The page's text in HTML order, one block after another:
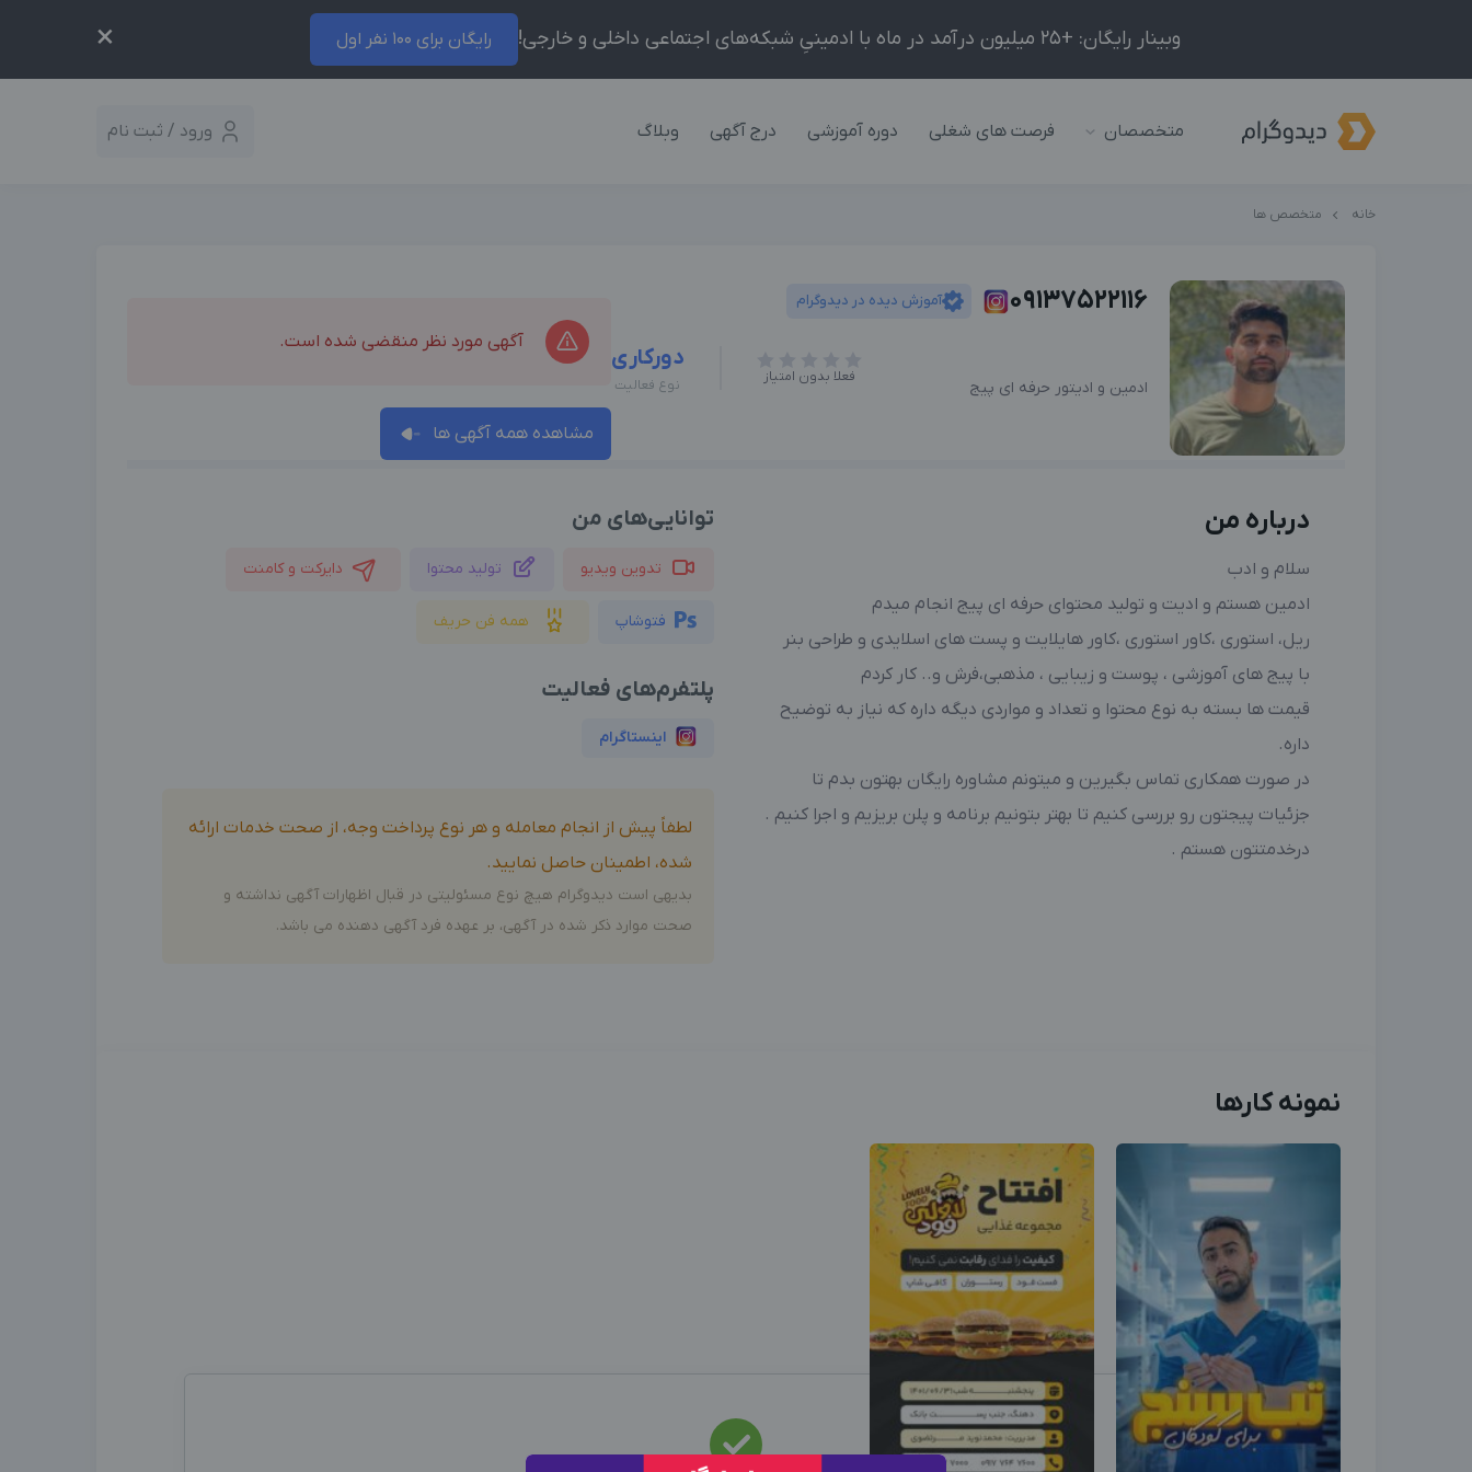
وبینار رایگان: +25 میلیون درآمد در ماه با ادمینیِ شبکه‌های اجتماعی داخلی و خارجی! رایگان برای 100 نفر اول ×
متخصصان فرصت های شغلی دوره آموزشی درج آگهی وبلاگ ورود / ثبت نام
خانه متخصص ها
09137522116 آموزش دیده در دیدوگرام
ادمین و ادیتور حرفه ای پیج
فعلا بدون امتیاز
دورکاری
نوع فعالیت
آگهی مورد نظر منقضی شده است.
مشاهده همه آگهی ها
درباره من
سلام و ادب
ادمین هستم و ادیت و تولید محتوای حرفه ای پیج انجام میدم
ریل، استوری ،کاور استوری ،کاور هایلایت و پست های اسلایدی و طراحی بنر
با پیج های آموزشی ، پوست و زیبایی ، مذهبی،فرش و.. کار کردم
قیمت ها بسته به نوع محتوا و تعداد و مواردی دیگه داره که نیاز به توضیح
داره.
در صورت همکاری تماس بگیرین و میتونم مشاوره رایگان بهتون بدم تا
جزئیات پیجتون رو بررسی کنیم تا بهتر بتونیم برنامه و پلن بریزیم و اجرا کنیم .
درخدمتتون هستم .
توانایی‌های من
تدوین ویدیو تولید محتوا دایرکت و کامنت
فتوشاپ همه فن حریف
پلتفرم‌های فعالیت
اینستاگرام
لطفاً پیش از انجام معامله و هر نوع پرداخت وجه، از صحت خدمات ارائه
شده، اطمینان حاصل نمایید.
بدیهی است دیدوگرام هیچ نوع مسئولیتی در قبال اظهارات آگهی نداشته و
صحت موارد ذکر شده در آگهی، بر عهده فرد آگهی دهنده می باشد.
نمونه کارها